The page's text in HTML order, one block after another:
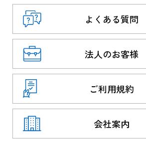
よくある質問
法人のお客様
ご利用規約
会社案内